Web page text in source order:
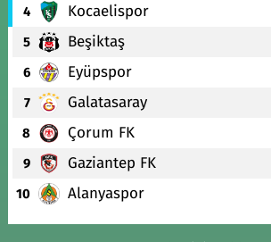
4 Kocaelispor
5 Beşiktaş
6 Eyüpspor
7 Galatasaray
8 Çorum FK
9 Gaziantep FK
10 Alanyaspor